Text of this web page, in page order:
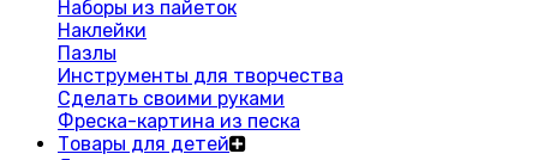
Наборы из пайеток
Наклейки
Пазлы
Инструменты для творчества
Сделать своими руками
Фреска-картина из песка
Товары для детей